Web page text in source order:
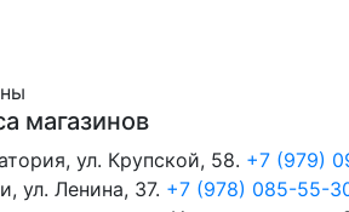
магазинов
ул. Крупской, 58. +7 (979)
ул. Ленина, 37. +7 (978) 085-55-